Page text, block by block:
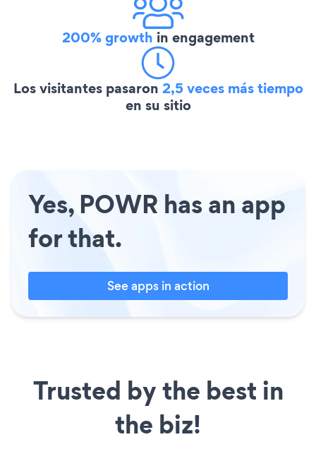
200% growth in engagement
Los visitantes pasaron 2,5 veces más tiempo
en su sitio
Yes, POWR has an app
for that.
See apps in action
Trusted by the best in
the biz!